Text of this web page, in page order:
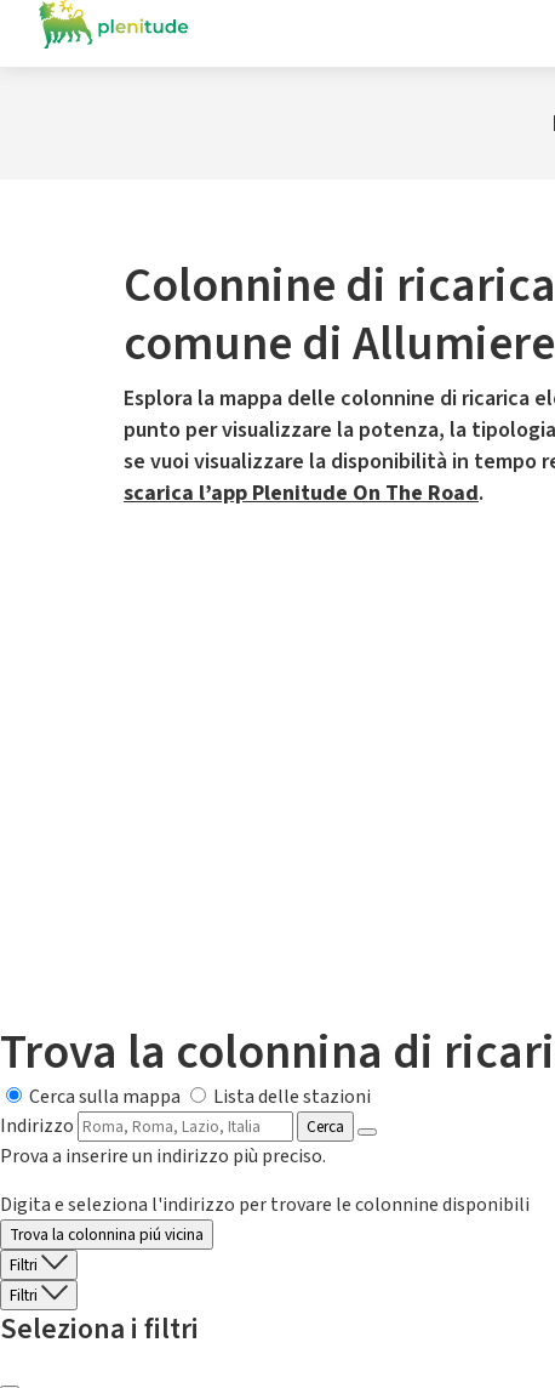
Colonnine di
comune di Allumiere
Esplora la mappa delle colonnine di ricarica
punto per visualizzare la potenza, la
se vuoi visualizzare la disponibilità in tempo
scarica l’app Plenitude On The Road.
Il
Trova la colonnina di
Cerca sulla mappa
Lista delle stazioni
Indirizzo
Cerca
Prova a inserire un indirizzo più preciso.
Digita e seleziona l'indirizzo per trovare le colonnine disponibili
Trova la colonnina piú vicina
Filtri
Filtri
Seleziona i filtri